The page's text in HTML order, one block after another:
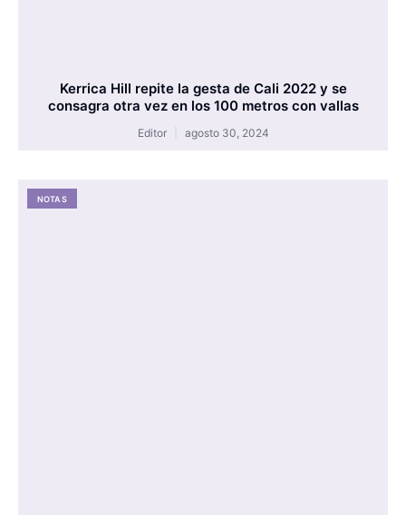
Kerrica Hill repite la gesta de Cali 2022 y se
consagra otra vez en los 100 metros con vallas
Editor agosto 30, 2024
NOTAS